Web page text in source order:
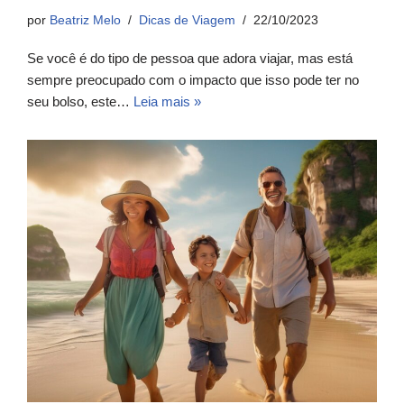
por Beatriz Melo Dicas de Viagem 22/10/2023
Se você é do tipo de pessoa que adora viajar, mas está
sempre preocupado com o impacto que isso pode ter no
seu bolso, este… Leia mais »